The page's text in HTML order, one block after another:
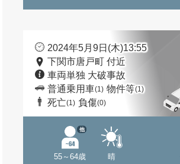
2024年5月9日(木)13:55
下関市唐戸町 付近
車両単独 大破事故
普通乗用車(1) 物件等(1)
死亡(1) 負傷(0)
55～64歳
他
晴